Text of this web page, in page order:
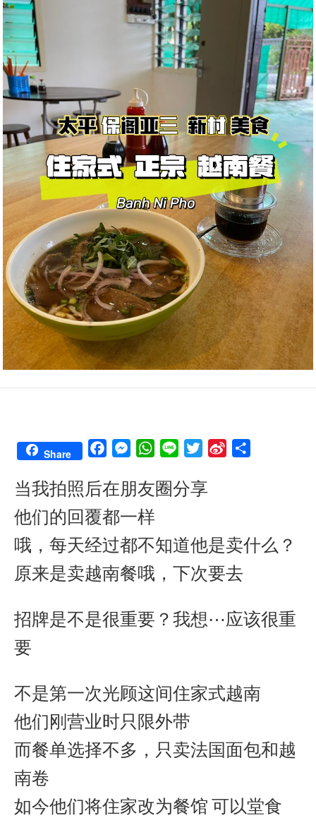
Share
c
b
o
k
s
e
n
g
e
W
a
s
A
n
i
e
e
b
当我拍照后在朋友圈分享
他们的回覆都一样
哦，每天经过都不知道他是卖什么？
原来是卖越南餐哦，下次要去
招牌是不是很重要？我想⋯应该很重
要
不是第一次光顾这间住家式越南
他们刚营业时只限外带
而餐单选择不多，只卖法国面包和越
南卷
如今他们将住家改为餐馆 可以堂食